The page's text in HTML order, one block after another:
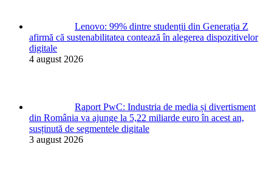
Lenovo: 99% dintre studenții din Generația Z
afirmă că sustenabilitatea contează în alegerea dispozitivelor
digitale
4 august 2026
Raport PwC: Industria de media și divertisment
din România va ajunge la 5,22 miliarde euro în acest an,
susținută de segmentele digitale
3 august 2026